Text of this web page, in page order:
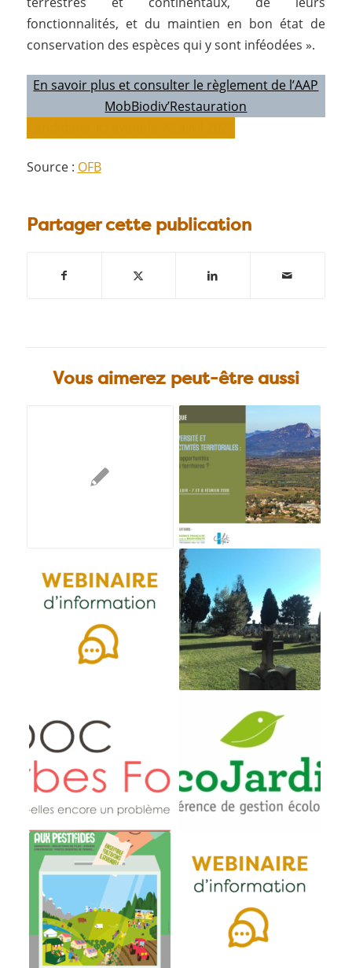
fonctionnalités, et du maintien en bon état de
conservation des espèces qui y sont inféodées ».
En savoir plus et consulter le règlement de l’AAP
MobBiodiv’Restauration
Source : OFB
Partager cette publication
Vous aimerez peut-être aussi